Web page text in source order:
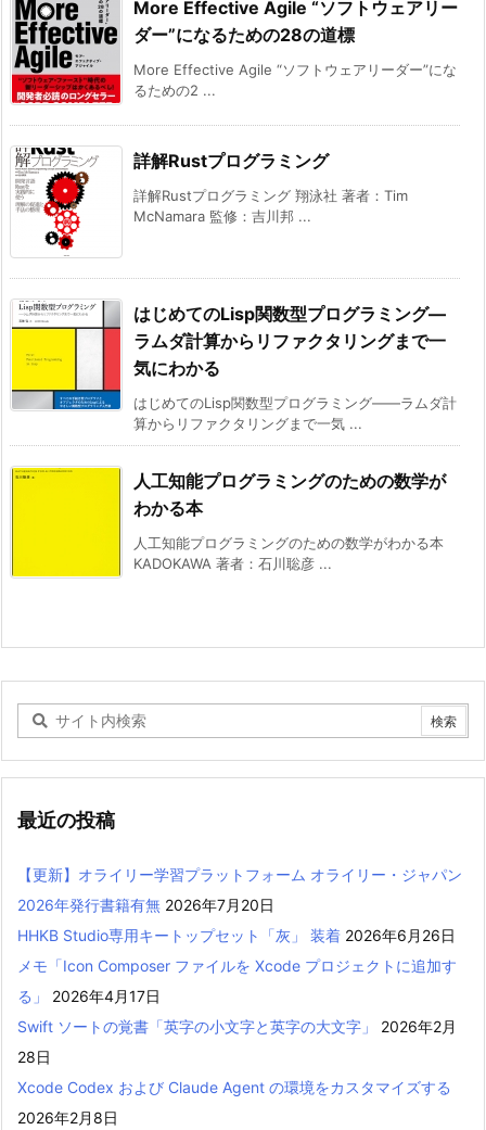
More Effective Agile “ソフトウェアリー
ダー”になるための28の道標
More Effective Agile “ソフトウェアリーダー”にな
るための2 ...
詳解Rustプログラミング
詳解Rustプログラミング 翔泳社 著者：Tim
McNamara 監修：吉川邦 ...
はじめてのLisp関数型プログラミング―
ラムダ計算からリファクタリングまで一
気にわかる
はじめてのLisp関数型プログラミング――ラムダ計
算からリファクタリングまで一気 ...
人工知能プログラミングのための数学が
わかる本
人工知能プログラミングのための数学がわかる本
KADOKAWA 著者：石川聡彦 ...
最近の投稿
【更新】オライリー学習プラットフォーム オライリー・ジャパン
2026年発行書籍有無 2026年7月20日
HHKB Studio専用キートップセット「灰」 装着 2026年6月26日
メモ「Icon Composer ファイルを Xcode プロジェクトに追加す
る」
2026年4月17日
Swift ソートの覚書「英字の小文字と英字の大文字」
2026年2月
28日
Xcode Codex および Claude Agent の環境をカスタマイズする
2026年2月8日